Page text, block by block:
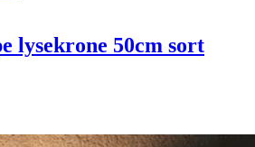
lysekrone 50cm sort